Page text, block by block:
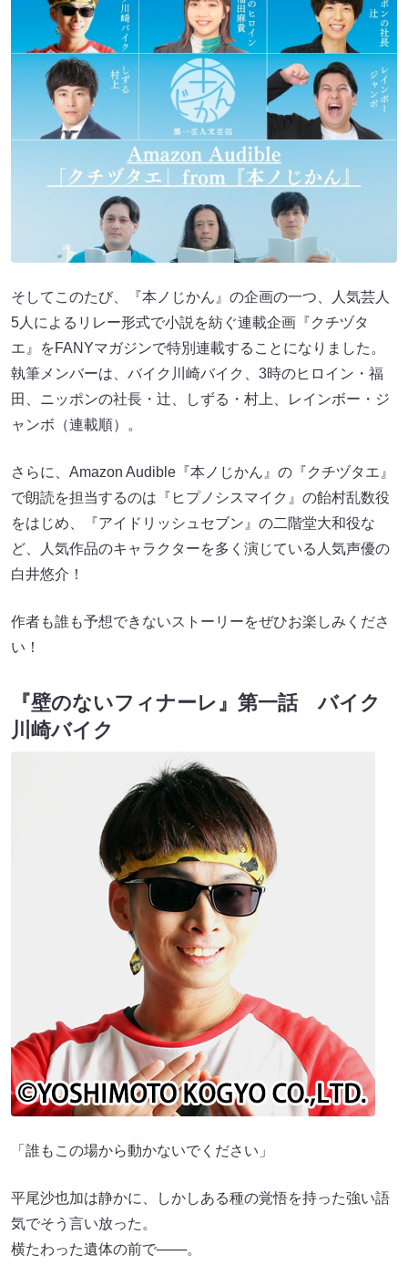
そしてこのたび、『本ノじかん』の企画の一つ、人気芸人
5人によるリレー形式で小説を紡ぐ連載企画『クチヅタ
エ』をFANYマガジンで特別連載することになりました。
執筆メンバーは、バイク川崎バイク、3時のヒロイン・福
田、ニッポンの社長・辻、しずる・村上、レインボー・ジ
ャンボ（連載順）。
さらに、Amazon Audible『本ノじかん』の『クチヅタエ』
で朗読を担当するのは『ヒプノシスマイク』の飴村乱数役
をはじめ、『アイドリッシュセブン』の二階堂大和役な
ど、人気作品のキャラクターを多く演じている人気声優の
白井悠介！
作者も誰も予想できないストーリーをぜひお楽しみくださ
い！
『壁のないフィナーレ』第一話 バイク
川崎バイク
「誰もこの場から動かないでください」
平尾沙也加は静かに、しかしある種の覚悟を持った強い語
気でそう言い放った。
横たわった遺体の前で───。